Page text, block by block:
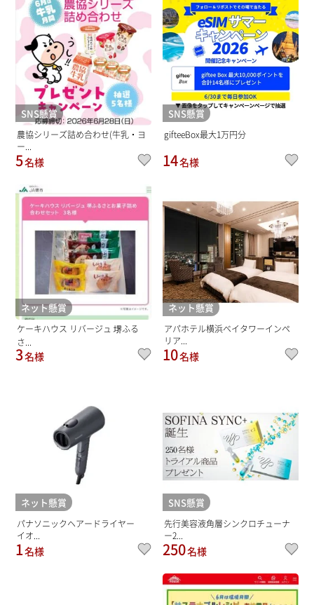
SNS懸賞
農協シリーズ詰め合わせ(牛乳・ヨ
ー...
5名様
SNS懸賞
gifteeBox最大1万円分
14名様
ネット懸賞
ケーキハウス リバージュ 堺ふる
さ...
3名様
ネット懸賞
アパホテル横浜ベイタワーインペ
リア...
10名様
ネット懸賞
パナソニックヘアードライヤー
イオ...
1名様
SNS懸賞
先行美容液角層シンクロチューナ
ー2...
250名様